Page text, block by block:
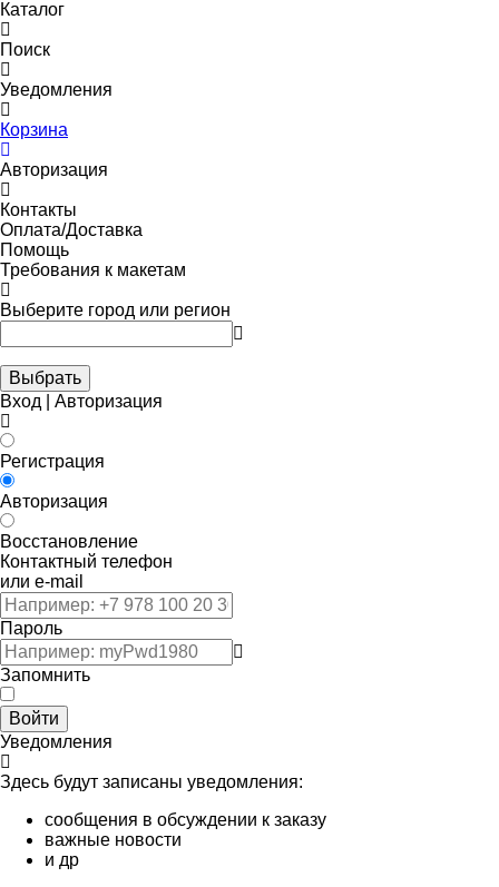
Каталог
Поиск
Уведомления
Корзина
Авторизация
Контакты
Оплата/Доставка
Помощь
Требования к макетам
Выберите город или регион
Выбрать
Вход | Авторизация
Регистрация
Авторизация
Восстановление
Контактный телефон
или e-mail
Пароль
Запомнить
Войти
Уведомления
Здесь будут записаны уведомления:
сообщения в обсуждении к заказу
важные новости
и др